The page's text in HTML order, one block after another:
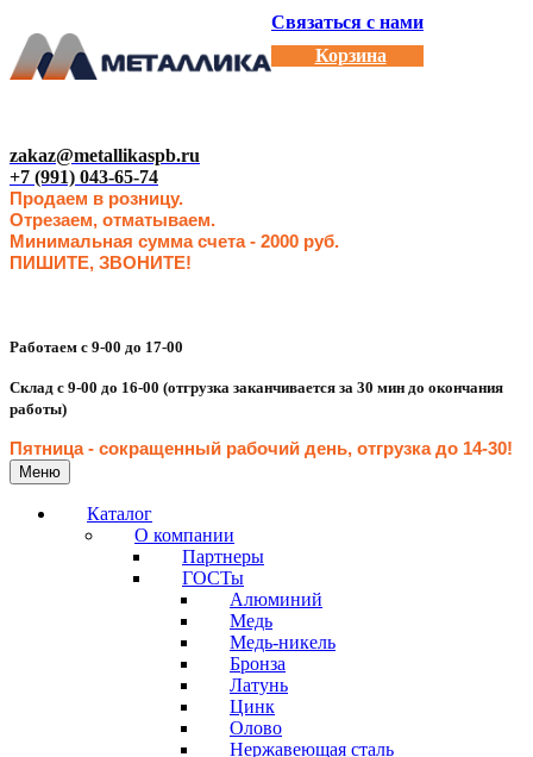
Связаться с нами
Корзина
zakaz@metallikaspb.ru
+7 (991) 043-65-74
Продаем в розницу.
Отрезаем, отматываем.
Минимальная сумма счета - 2000 руб.
ПИШИТЕ, ЗВОНИТЕ!
Работаем с 9-00 до 17-00
Склад с 9-00 до 16-00 (отгрузка заканчивается за 30 мин до окончания
работы)
Пятница - сокращенный рабочий день, отгрузка до 14-30!
Меню
Каталог
О компании
Партнеры
ГОСТы
Алюминий
Медь
Медь-никель
Бронза
Латунь
Цинк
Олово
Нержавеющая сталь